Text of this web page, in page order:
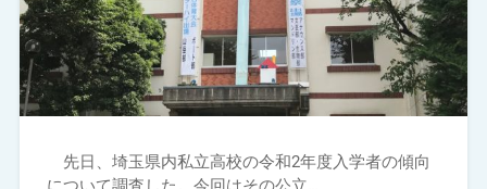
先日、埼玉県内私立高校の令和2年度入学者の傾向